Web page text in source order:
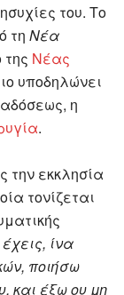
του. Το
τη Νέα
Νέας
υποδηλώνει
η
.
την εκκλησία
τονίζεται
ίνα
ποιήσω
και έξω ου μη